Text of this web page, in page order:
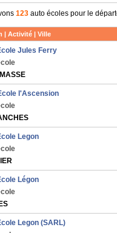
123 auto écoles pour le
| Activité | Ville
Jules Ferry
l'Ascension
Legon
Légon
Legon (SARL)